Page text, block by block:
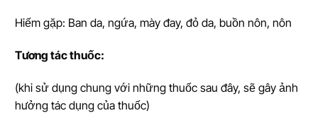
Hiếm gặp: Ban da, ngứa, mày đay, đỏ da, buồn nôn, nôn
Tương tác thuốc:
(khi sử dụng chung với những thuốc sau đây, sẽ gây ảnh
hưởng tác dụng của thuốc)